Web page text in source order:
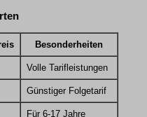
Besonderheiten
Volle Tarifleistungen
Günstiger Folgetarif
Für 6-17 Jahre